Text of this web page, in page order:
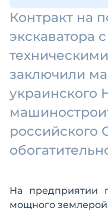
Контракт на
экскаватора
заключили
украинского
российского
На предприятии
мощного